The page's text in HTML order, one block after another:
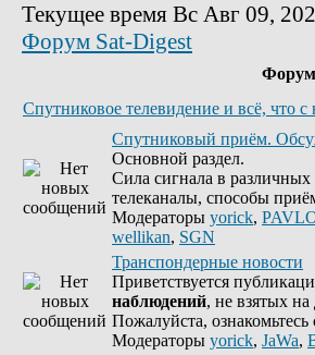
Текущее время Вс Авг 09,
Форум Sat-Digest
Форум
Спутниковое телевидение и всё, что с
Спутниковый приём.
Основной раздел.
Сила сигнала в
телеканалы, способы
Модераторы yorick,
wellikan, SGN
Транспондерные новости
Приветствуется
наблюдений, не взятых на
Пожалуйста, ознакомьтесь
Модераторы yorick, JaWa,